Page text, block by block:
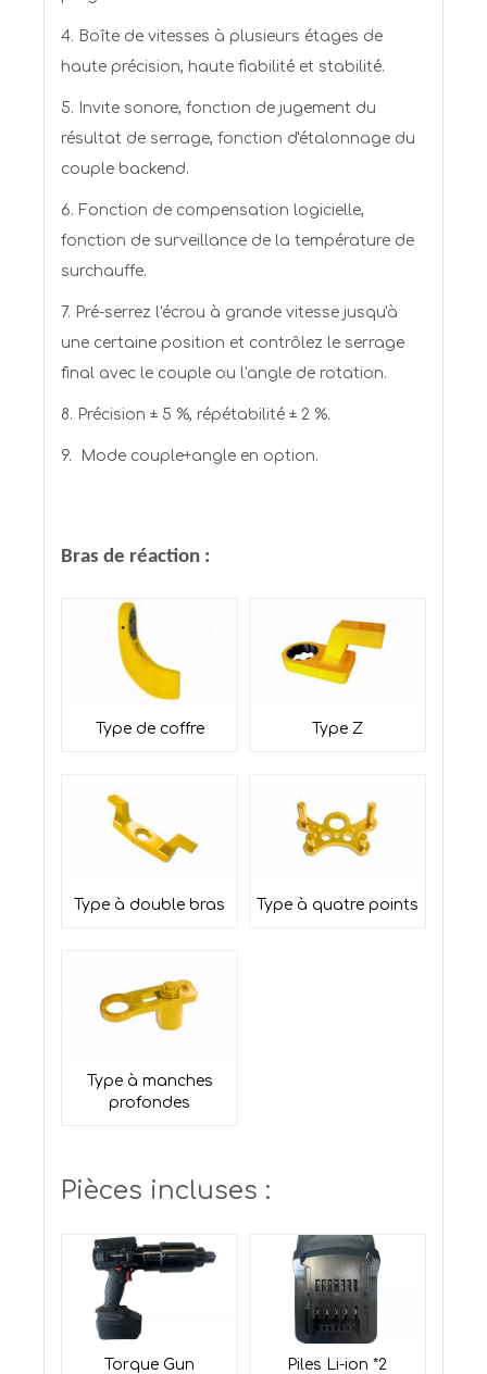
4. Boîte de vitesses à plusieurs étages de
haute précision, haute fiabilité et stabilité.
5. Invite sonore, fonction de jugement du
résultat de serrage, fonction d'étalonnage du
couple backend.
6. Fonction de compensation logicielle,
fonction de surveillance de la température de
surchauffe.
7. Pré-serrez l'écrou à grande vitesse jusqu'à
une certaine position et contrôlez le serrage
final avec le couple ou l'angle de rotation.
8. Précision ± 5 %, répétabilité ± 2 %.
9. Mode couple+angle en option.
Bras de réaction :
Type de coffre Type Z
Type à double bras Type à quatre points
Type à manches
profondes
Pièces incluses :
Torque Gun Piles Li-ion *2